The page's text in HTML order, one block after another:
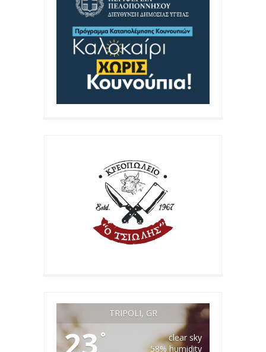
TRIPOLI, GR
°
clear sky
58% humidity